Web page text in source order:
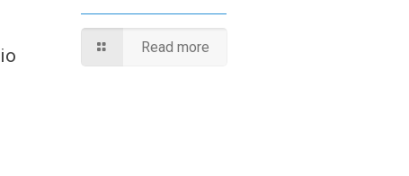
Read more